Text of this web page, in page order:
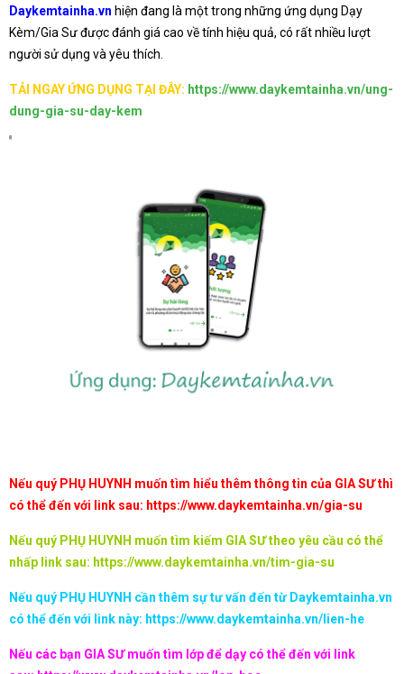
Daykemtainha.vn hiện đang là một trong những ứng dụng Dạy
Kèm/Gia Sư được đánh giá cao về tính hiệu quả, có rất nhiều lượt
người sử dụng và yêu thích.
TẢI NGAY ỨNG DỤNG TẠI ĐÂY: https://www.daykemtainha.vn/ung-
dung-gia-su-day-kem
Nếu quý PHỤ HUYNH muốn tìm hiểu thêm thông tin của GIA SƯ thì
có thể đến với link sau: https://www.daykemtainha.vn/gia-su
Nếu quý PHỤ HUYNH muốn tìm kiếm GIA SƯ theo yêu cầu có thể
nhấp link sau: https://www.daykemtainha.vn/tim-gia-su
Nếu quý PHỤ HUYNH cần thêm sự tư vấn đến từ Daykemtainha.vn
có thể đến với link này: https://www.daykemtainha.vn/lien-he
Nếu các bạn GIA SƯ muốn tìm lớp để dạy có thể đến với link